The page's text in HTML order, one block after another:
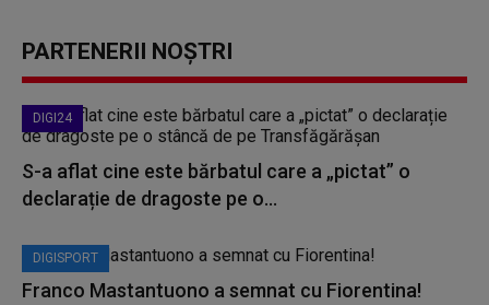
PARTENERII NOȘTRI
DIGI24
S-a aflat cine este bărbatul care a „pictat” o
declarație de dragoste pe o...
DIGISPORT
Franco Mastantuono a semnat cu Fiorentina!